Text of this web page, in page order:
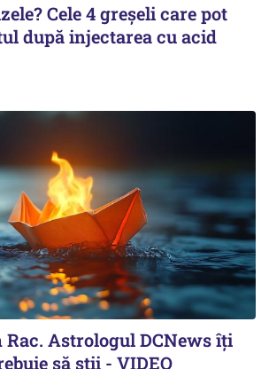
Cele 4 greșeli care pot
după injectarea cu acid
Astrologul DCNews îți
să știi - VIDEO